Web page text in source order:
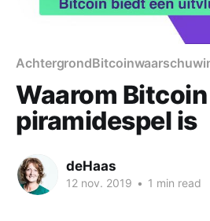
AchtergrondBitcoin
Waarom Bitcoin
piramidespel is
deHaas
12 nov. 2019 • 1 min read